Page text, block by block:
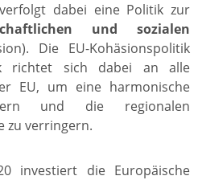
dabei eine Politik zur
und sozialen
Die EU-Kohäsionspolitik
richtet sich dabei an alle
EU, um eine harmonische
und die regionalen
zu verringern.
investiert die Europäische